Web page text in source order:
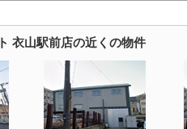
衣山駅前店の近くの物件